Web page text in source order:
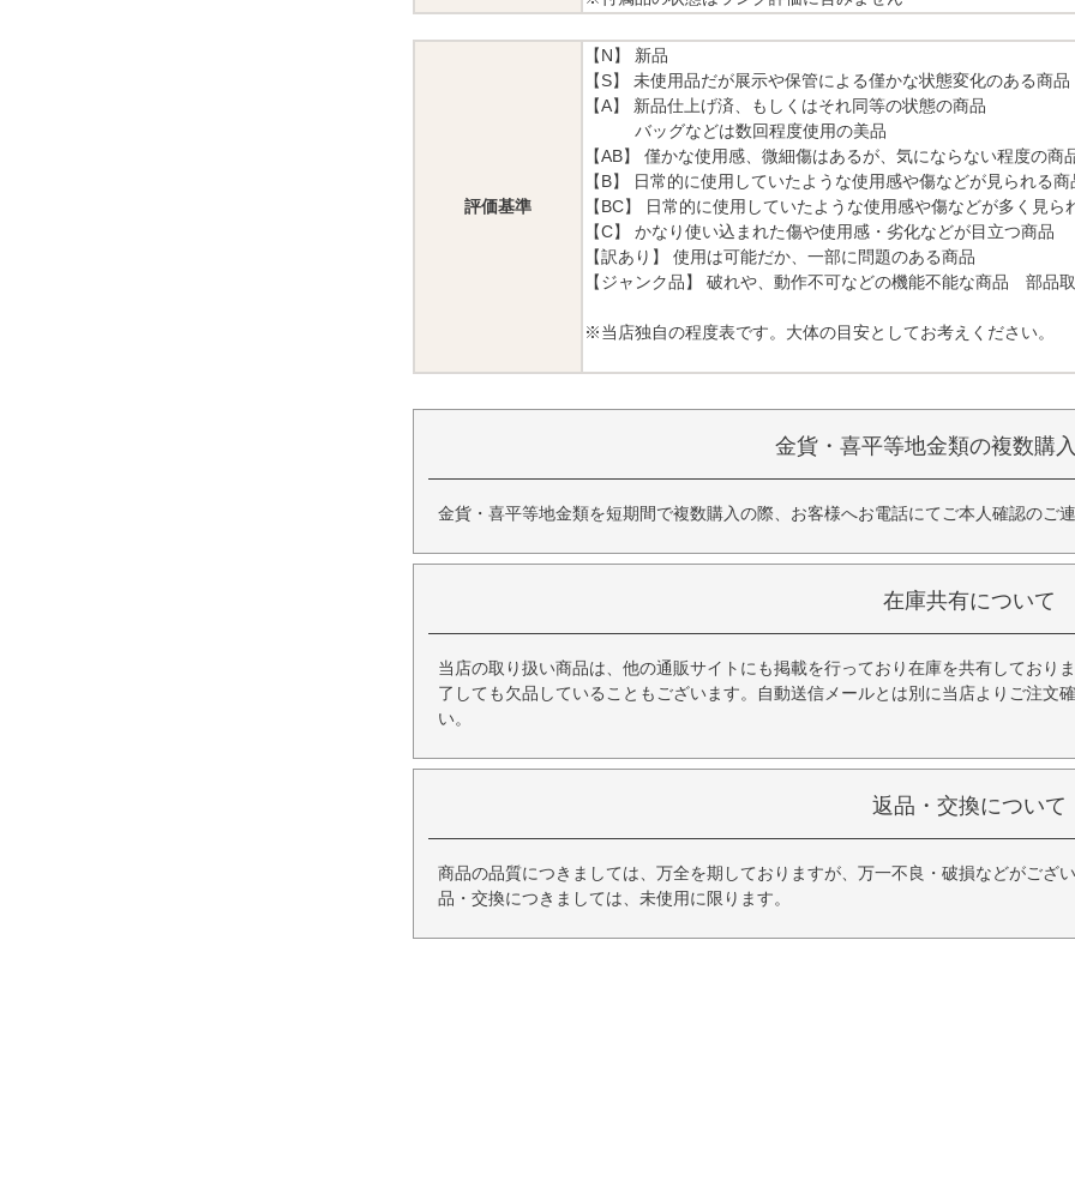
評価基準
【N】 新品
【S】 未使用品だが展示や保管による僅かな状態変化のある商品
【A】 新品仕上げ済、もしくはそれ同等の状態の商品
バッグなどは数回程度使用の美品
【AB】 僅かな使用感、微細傷はあるが、気にならない程度の商
【B】 日常的に使用していたような使用感や傷などが見られる商
【BC】 日常的に使用していたような使用感や傷などが多く見ら
【C】 かなり使い込まれた傷や使用感・劣化などが目立つ商品
【訳あり】 使用は可能だか、一部に問題のある商品
【ジャンク品】 破れや、動作不可などの機能不能な商品 部品
※当店独自の程度表です。大体の目安としてお考えください。
金貨・喜平等地金類の複数購
金貨・喜平等地金類を短期間で複数購入の際、お客様へお電話にてご本人確認のご
在庫共有について
当店の取り扱い商品は、他の通販サイトにも掲載を行っており在庫を共有しており
了しても欠品していることもございます。自動送信メールとは別に当店よりご注文
い。
返品・交換について
商品の品質につきましては、万全を期しておりますが、万一不良・破損などがござ
品・交換につきましては、未使用に限ります。